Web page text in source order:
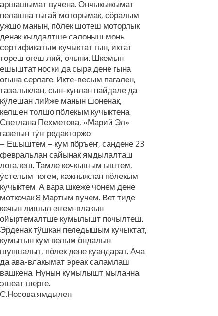
аршашымат вучена. Ончыкыжымат
пелашна тыгай моторымак, сӧралым
ужшо манын, пӧлек шотеш моторлык
денак кылдалтше салоныш монь
сертификатым кучыктат гын, иктат
тореш огеш лий, очыни. Шкемын
ешыштат носки да сыра дене гына
огына серлаге. Икте-весым пагален,
тазалыклан, сын-кунлан пайдале да
кӱлешан лийже манын шоненак,
келшен толшо пӧлекым кучыктена.
Светлана Пехметова, «Марий Эл»
газетын тӱҥ редакторжо:
– Ешыштем – кум пӧръеҥ, сандене 23
февральлан сайынак ямдылалташ
логалеш. Тамле кочкышым ыштем,
ӱстелым погем, кажныжлан пӧлекым
кучыктем. А вара шкеже чонем дене
моткочак 8 Мартым вучем. Вет тиде
кечын лишыл еҥем-влакын
ойыртемалтше кумылышт почылтеш.
Эрденак тӱшкан пеледышым кучыктат,
кумытын кум велым ӧндалын
шупшалыт, пӧлек дене куандарат. Ача
да ава-влакымат эреак саламлаш
вашкена. Нунын кумылышт мыланна
эшеат шерге.
С.Носова ямдылен